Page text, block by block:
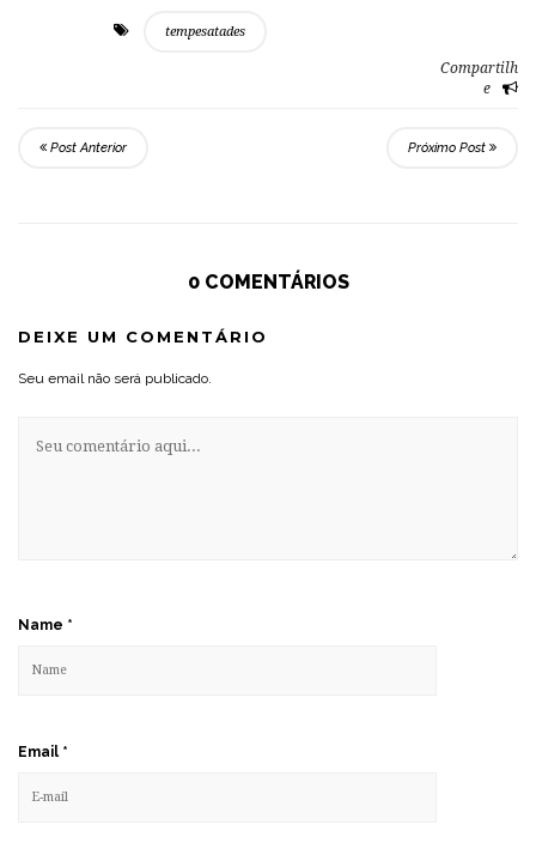
tempesatades
Compartilh
e
Post Anterior Próximo Post
0 COMENTÁRIOS
DEIXE UM COMENTÁRIO
Seu email não será publicado.
Name *
Email *